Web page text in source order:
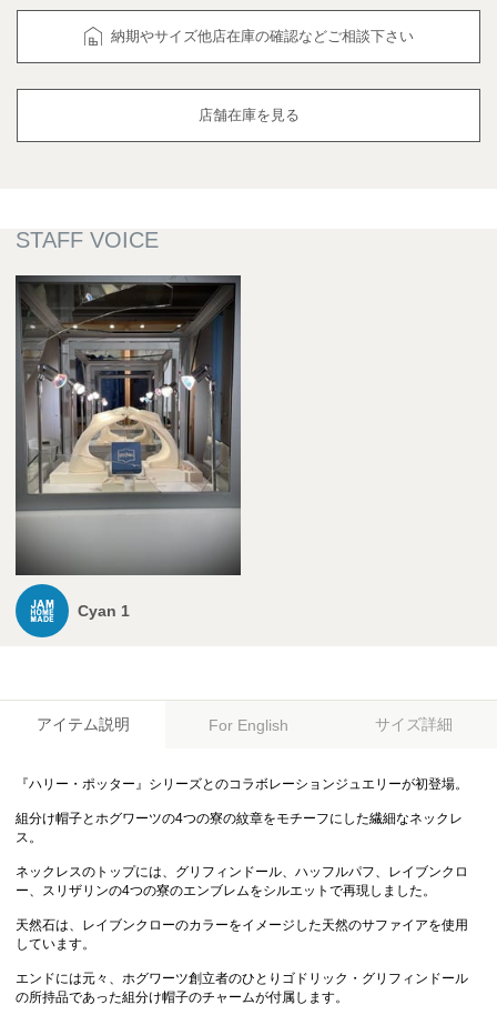
納期やサイズ他店在庫の確認などご相談下さい
店舗在庫を見る
Cyan 1
アイテム説明 For English サイズ詳細
『ハリー・ポッター』シリーズとのコラボレーションジュエリーが初登場。
組分け帽子とホグワーツの4つの寮の紋章をモチーフにした繊細なネックレ
ス。
ネックレスのトップには、グリフィンドール、ハッフルパフ、レイブンクロ
ー、スリザリンの4つの寮のエンブレムをシルエットで再現しました。
天然石は、レイブンクローのカラーをイメージした天然のサファイアを使用
しています。
エンドには元々、ホグワーツ創立者のひとりゴドリック・グリフィンドール
の所持品であった組分け帽子のチャームが付属します。